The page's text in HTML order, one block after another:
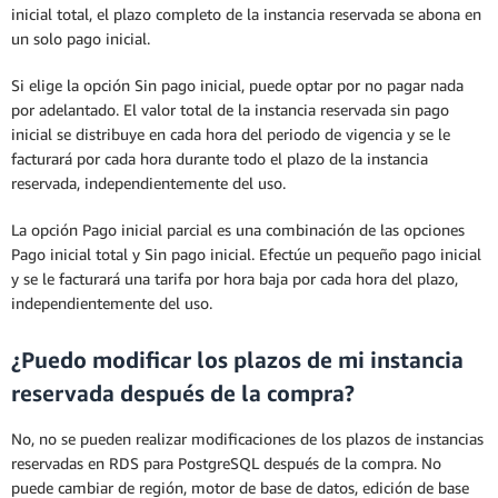
inicial total, el plazo completo de la instancia reservada se abona en
un solo pago inicial.
Si elige la opción Sin pago inicial, puede optar por no pagar nada
por adelantado. El valor total de la instancia reservada sin pago
inicial se distribuye en cada hora del periodo de vigencia y se le
facturará por cada hora durante todo el plazo de la instancia
reservada, independientemente del uso.
La opción Pago inicial parcial es una combinación de las opciones
Pago inicial total y Sin pago inicial. Efectúe un pequeño pago inicial
y se le facturará una tarifa por hora baja por cada hora del plazo,
independientemente del uso.
¿Puedo modificar los plazos de mi instancia
reservada después de la compra?
No, no se pueden realizar modificaciones de los plazos de instancias
reservadas en RDS para PostgreSQL después de la compra. No
puede cambiar de región, motor de base de datos, edición de base